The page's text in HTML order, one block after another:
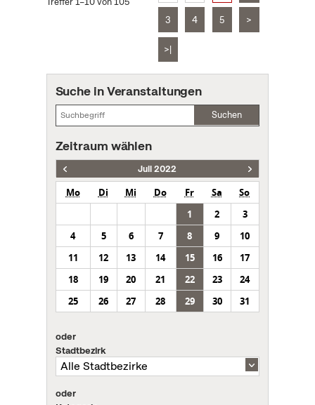
3 4 5 >
>|
Suche in Veranstaltungen
Suchen
Zeitraum wählen
Juli 2022
Mo Di Mi Do Fr Sa
So
1
2
3
4
5 6 7 8 9
10
11
12 13 14 15 16
17
18
19 20 21 22 23
24
25
26 27 28 29 30 31
oder
Stadtbezirk
oder